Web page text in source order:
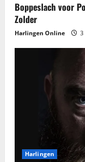
Boppeslach voor
Zolder
Harlingen Online 3
Harlingen